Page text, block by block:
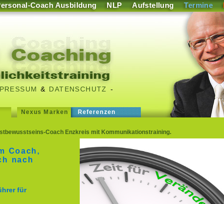
Coach Ausbildung NLP Aufstellung Termine
& DATENSCHUTZ
-
Nexus Marken Referenzen
Coach Enzkreis mit Kommunikationstraining.
Coach,
nach
für